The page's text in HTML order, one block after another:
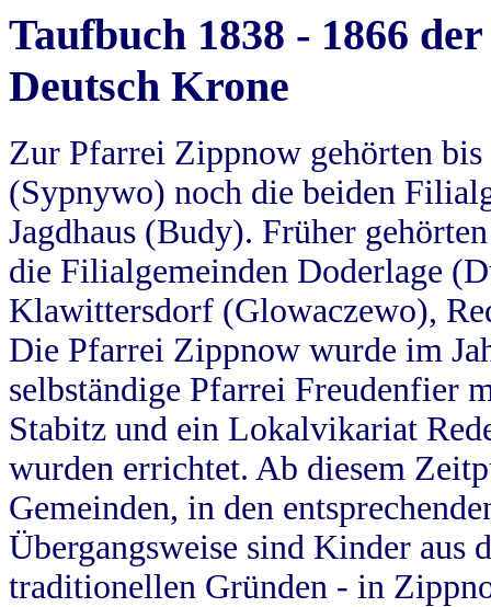
Taufbuch 1838 - 1866
Deutsch Krone
Zur Pfarrei Zippnow gehörten
(Sypnywo) noch die beiden
Jagdhaus (Budy). Früher
die Filialgemeinden Doderlage
Klawittersdorf (Glowaczewo),
Die Pfarrei Zippnow wurde im
selbständige Pfarrei Freudenfier
Stabitz und ein Lokalvikariat
wurden errichtet. Ab diesem
Gemeinden, in den
Übergangsweise sind Kinder aus
traditionellen Gründen - in